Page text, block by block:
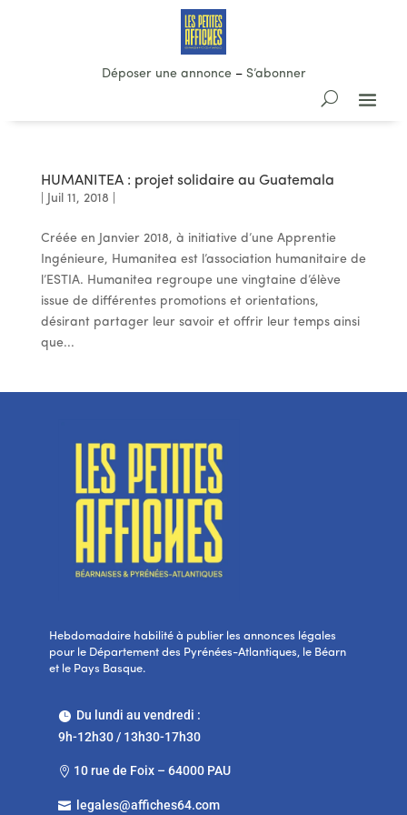
Déposer une annonce– S’abonner
HUMANITEA : projet solidaire au Guatemala
Juil 11, 2018
Créée en Janvier 2018, à initiative d’une Apprentie
Ingénieure, Humanitea est l’association humanitaire de
l’ESTIA. Humanitea regroupe une vingtaine d’élève
issue de différentes promotions et orientations,
désirant partager leur savoir et offrir leur temps ainsi
que...
Hebdomadaire habilité à publier les annonces légales
pour le Département des Pyrénées-Atlantiques, le Béarn
et le Pays Basque.
Du lundi au vendredi :
9h-12h30 / 13h30-17h30
 10 rue de Foix – 64000 PAU
 legales@affiches64.com